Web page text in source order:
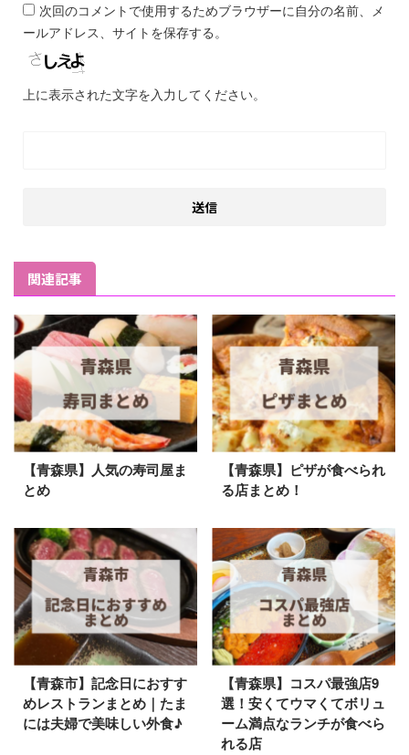
次回のコメントで使用するためブラウザーに自分の名前、メ
ールアドレス、サイトを保存する。
上に表示された文字を入力してください。
関連記事
【青森県】人気の寿司屋ま
とめ
【青森県】ピザが食べられ
る店まとめ！
【青森市】記念日におすす
めレストランまとめ｜たま
には夫婦で美味しい外食♪
【青森県】コスパ最強店9
選！安くてウマくてボリュ
ーム満点なランチが食べら
れる店